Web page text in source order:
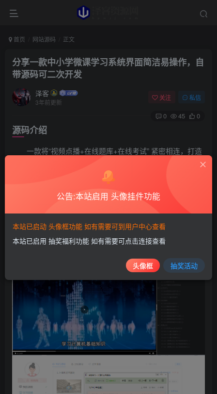
首页 网站源码 正文
分享一款中小学微课学习系统界面简洁易操作，自
带源码可二次开发
泽客
3年前更新
关注 私信
0 45 0
源码介绍
一款将“视频点播+在线题库+在线考试” 紧密相连，打造
频的上传、转码、在线播放（电脑、手机、微信同步），并
实时记录学员学习进度；考试部分支持多场次、多题型、断
【测试截图】
公告:本站启用 头像挂件功能
本站已启动 头像框功能 如有需要可到用户中心查看
本站已启用 抽奖福利功能 如有需要可点击连接查看
头像框 抽奖活动